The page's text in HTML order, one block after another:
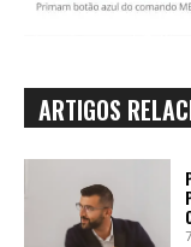
ARTIGOS